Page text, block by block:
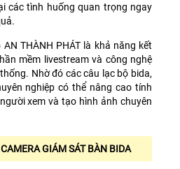
các tình huống quan trọng ngay
THÀNH PHÁT là khả năng kết
mềm livestream và công nghệ
Nhờ đó các câu lạc bộ bida,
nghiệp có thể nâng cao tính
xem và tạo hình ảnh chuyên
GIÁM SÁT BÀN BIDA